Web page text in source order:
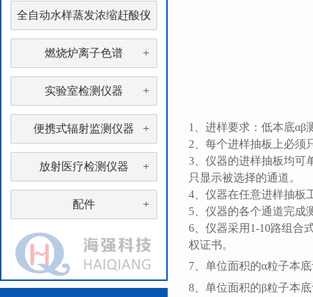
仪
全自动水样蒸发浓缩赶酸仪
燃烧炉离子色谱
实验室检测仪器
便携式辐射监测仪器
放射医疗检测仪器
配件
1、进样要求：低本底αβ
2、每个进样抽板上必须
3、仪器的进样抽板均可
只显示被选择的通道。
4、仪器在任意进样抽板
5、仪器的各个通道完成
6、仪器采用1-10路组合
权证书。
7、单位面积的α粒子本
8、单位面积的β粒子本